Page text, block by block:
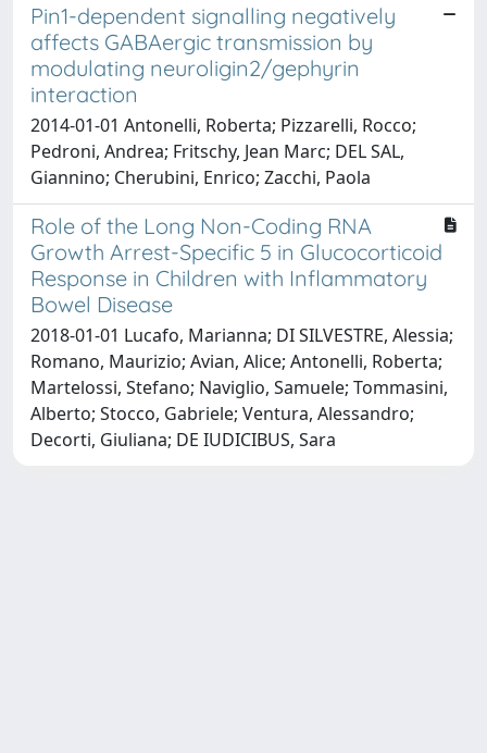
Pin1-dependent signalling negatively
affects GABAergic transmission by
modulating neuroligin2/gephyrin
interaction
2014-01-01 Antonelli, Roberta; Pizzarelli, Rocco;
Pedroni, Andrea; Fritschy, Jean Marc; DEL SAL,
Giannino; Cherubini, Enrico; Zacchi, Paola
Role of the Long Non-Coding RNA
Growth Arrest-Specific 5 in Glucocorticoid
Response in Children with Inflammatory
Bowel Disease
2018-01-01 Lucafo, Marianna; DI SILVESTRE, Alessia;
Romano, Maurizio; Avian, Alice; Antonelli, Roberta;
Martelossi, Stefano; Naviglio, Samuele; Tommasini,
Alberto; Stocco, Gabriele; Ventura, Alessandro;
Decorti, Giuliana; DE IUDICIBUS, Sara